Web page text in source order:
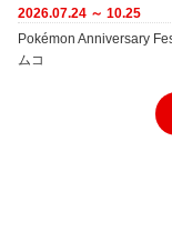
2026.07.24 ～ 10.25
Pokémon Anniversary
ムコ